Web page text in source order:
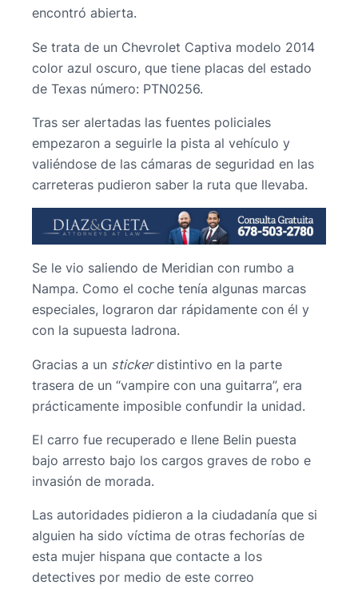
encontró abierta.
Se trata de un Chevrolet Captiva modelo 2014
color azul oscuro, que tiene placas del estado
de Texas número: PTN0256.
Tras ser alertadas las fuentes policiales
empezaron a seguirle la pista al vehículo y
valiéndose de las cámaras de seguridad en las
carreteras pudieron saber la ruta que llevaba.
Se le vio saliendo de Meridian con rumbo a
Nampa. Como el coche tenía algunas marcas
especiales, lograron dar rápidamente con él y
con la supuesta ladrona.
Gracias a un stickerdistintivo en la parte
trasera de un “vampire con una guitarra”, era
prácticamente imposible confundir la unidad.
El carro fue recuperado e Ilene Belin puesta
bajo arresto bajo los cargos graves de robo e
invasión de morada.
Las autoridades pidieron a la ciudadanía que si
alguien ha sido víctima de otras fechorías de
esta mujer hispana que contacte a los
detectives por medio de este correo